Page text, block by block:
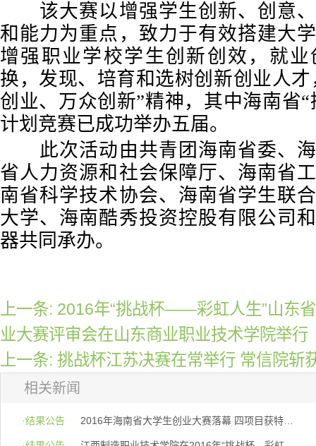
该大赛以增强学生创新、创意、
和能力为重点，致力于有效搭建大
增强职业学校学生创新创效，就
换，发现、培育和选树创新创业人
创业、万众创新”精神，其中海南省
计划竞赛已成功举办五届。
此次活动由共青团海南省委、海
省人力资源和社会保障厅、海南省
南省科学技术协会、海南省学生联
大学、海南酷秀投资控股有限公司
器共同承办。
上一条: 2016年“挑战杯——彩虹人生”山东
业大赛评审会在山东商业职业技术学院举行
上一条: 挑战杯江苏决赛在常举行 常信院斩
相关新闻
·结果公告